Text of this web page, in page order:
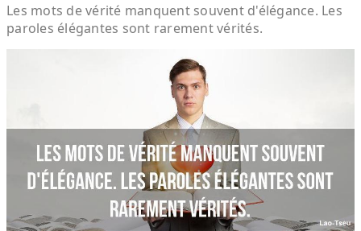
Les mots de vérité manquent souvent d'élégance. Les
paroles élégantes sont rarement vérités.